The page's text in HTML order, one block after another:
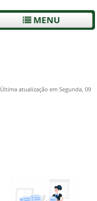
MENU
Última atualização em Segunda, 09